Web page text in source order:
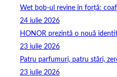
Wet bob-ul revine în forță:
24 iulie 2026
HONOR prezintă o nouă
23 iulie 2026
Patru parfumuri, patru stări,
23 iulie 2026